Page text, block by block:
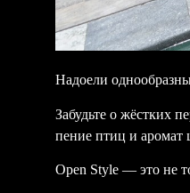
Надоели
Забудьте о жёстких
пение птиц и аромат
Open Style — это не